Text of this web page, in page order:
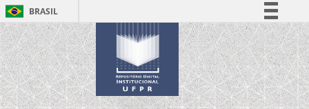
BRASIL
Simplifique!
Comunica BR
Participe
Acesso à informação